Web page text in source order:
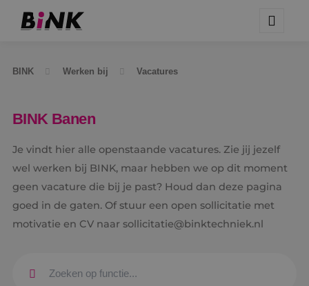
BINK Werken bij Vacatures
BINK Banen
Je vindt hier alle openstaande vacatures. Zie jij jezelf
wel werken bij BINK, maar hebben we op dit moment
geen vacature die bij je past? Houd dan deze pagina
goed in de gaten. Of stuur een open sollicitatie met
motivatie en CV naar sollicitatie@binktechniek.nl